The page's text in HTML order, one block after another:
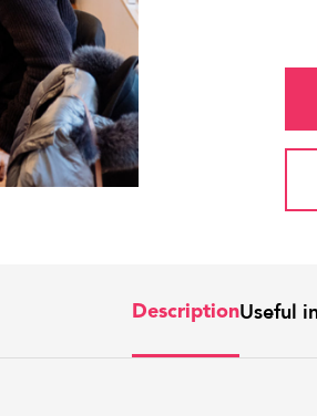
DescriptionUseful